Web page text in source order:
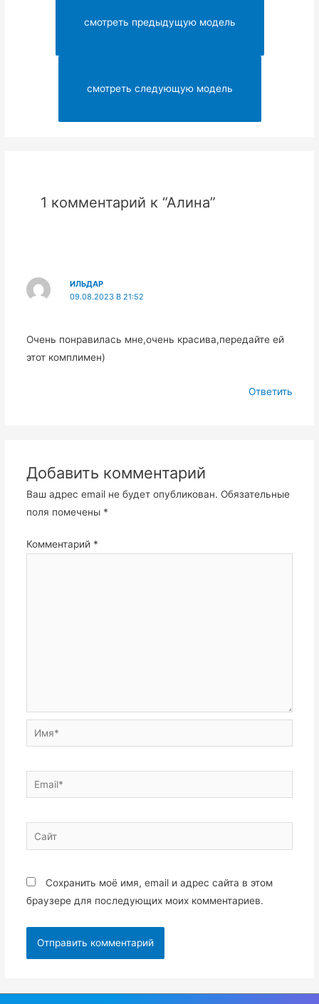
смотреть предыдущую модель
смотреть следующую модель
1 комментарий к “Алина”
ИЛЬДАР
09.08.2023 В 21:52
Очень понравилась мне,очень красива,передайте ей
этот комплимен)
Ответить
Добавить комментарий
Ваш адрес email не будет опубликован. Обязательные
поля помечены *
Комментарий *
Имя*
Email*
Сайт
Сохранить моё имя, email и адрес сайта в этом
браузере для последующих моих комментариев.